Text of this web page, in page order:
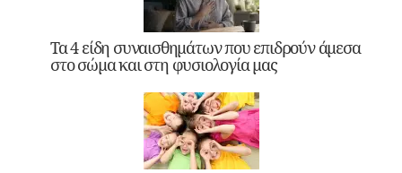
Τα 4 είδη συναισθημάτων που επιδρούν άμεσα
στο σώμα και στη φυσιολογία μας